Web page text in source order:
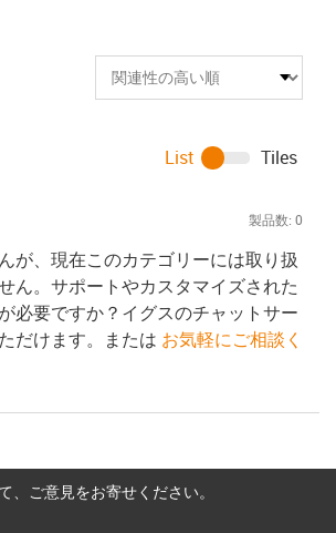
製品数: 0
List Tiles
が、現在このカテゴリーには取り扱
ん。サポートやカスタマイズされた
必要ですか？イグスのチャットサー
だけます。または お気軽にご相談く
、ご意見をお寄せください。